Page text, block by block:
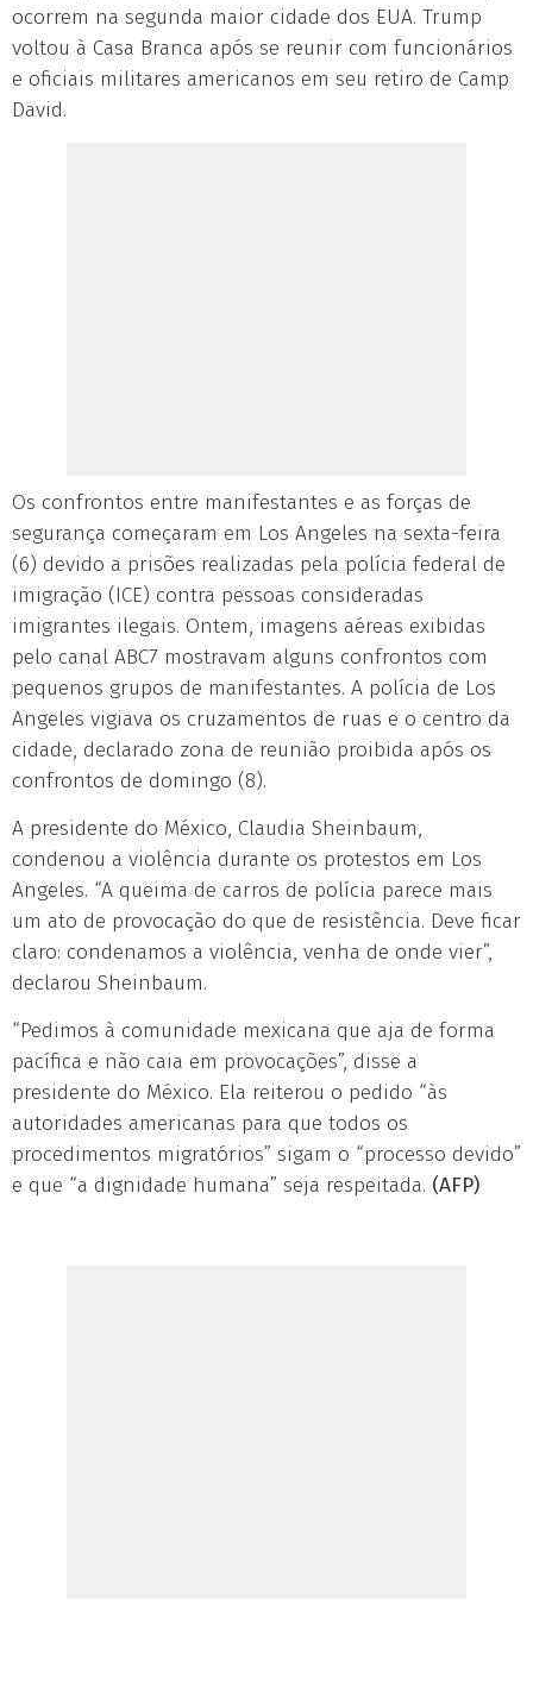
ocorrem na segunda maior cidade dos EUA. Trump
voltou à Casa Branca após se reunir com funcionários
e oficiais militares americanos em seu retiro de Camp
David.
Os confrontos entre manifestantes e as forças de
segurança começaram em Los Angeles na sexta-feira
(6) devido a prisões realizadas pela polícia federal de
imigração (ICE) contra pessoas consideradas
imigrantes ilegais. Ontem, imagens aéreas exibidas
pelo canal ABC7 mostravam alguns confrontos com
pequenos grupos de manifestantes. A polícia de Los
Angeles vigiava os cruzamentos de ruas e o centro da
cidade, declarado zona de reunião proibida após os
confrontos de domingo (8).
A presidente do México, Claudia Sheinbaum,
condenou a violência durante os protestos em Los
Angeles. “A queima de carros de polícia parece mais
um ato de provocação do que de resistência. Deve ficar
claro: condenamos a violência, venha de onde vier”,
declarou Sheinbaum.
“Pedimos à comunidade mexicana que aja de forma
pacífica e não caia em provocações”, disse a
presidente do México. Ela reiterou o pedido “às
autoridades americanas para que todos os
procedimentos migratórios” sigam o “processo devido”
e que “a dignidade humana” seja respeitada. (AFP)